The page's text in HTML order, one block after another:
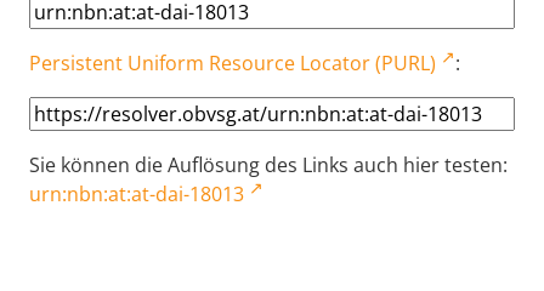
Persistent Uniform Resource Locator (PURL) :
Sie können die Auflösung des Links auch hier testen:
urn:nbn:at:at-dai-18013